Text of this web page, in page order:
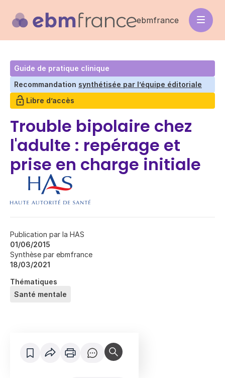
contenu
principal
ebmfrance
Guide de pratique clinique
Recommandation synthétisée par l’équipe éditoriale
Libre d’accès
Trouble bipolaire chez
l'adulte : repérage et
prise en charge initiale
Publication par la HAS
01/06/2015
Synthèse par ebmfrance
18/03/2021
Thématiques
Santé mentale